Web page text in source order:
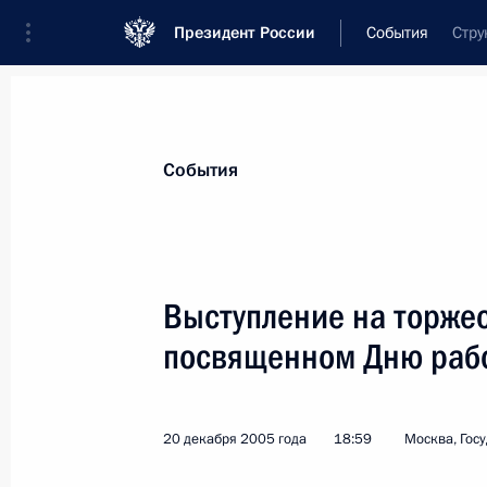
Президент России События
Новости
Послания Федеральному Собранию
Заявления по важнейшим вопросам
Речи и обращения
События
Выступление на
посвященном Дню
20 декабря 2005 года 18:59 Москва,